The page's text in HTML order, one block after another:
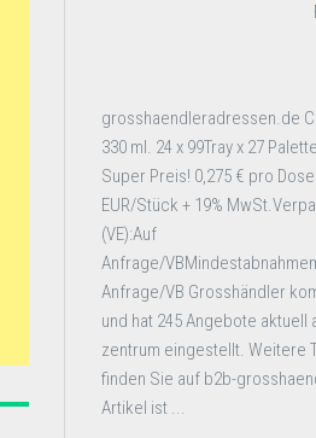
grosshaendleradressen.de
330 ml. 24 x 99Tray x 27
Super Preis! 0,275 € pro
EUR/Stück + 19%
(VE):Auf
Anfrage/
Anfrage/VB Grosshändler
und hat 245 Angebote
zentrum eingestellt. Weitere
finden Sie auf b2b-
Artikel ist ...